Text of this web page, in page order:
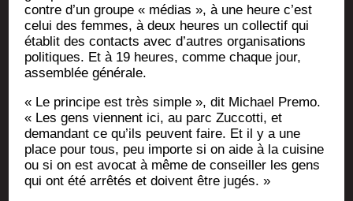
contre d’un groupe « médias », à une heure c’est
celui des femmes, à deux heures un col­lec­tif qui
éta­blit des contacts avec d’autres orga­ni­sa­tions
poli­tiques. Et à 19 heures, comme chaque jour,
assem­blée générale.
« Le prin­cipe est très simple », dit Michael Pre­mo.
« Les gens viennent ici, au parc Zuc­cot­ti, et
deman­dant ce qu’ils peuvent faire. Et il y a une
place pour tous, peu importe si on aide à la cui­sine
ou si on est avo­cat à même de conseiller les gens
qui ont été arrê­tés et doivent être jugés. »